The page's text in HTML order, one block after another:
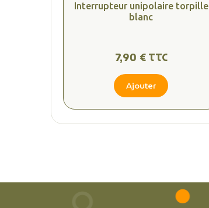
Interrupteur unipolaire torpille
blanc
7,90 € TTC
Ajouter